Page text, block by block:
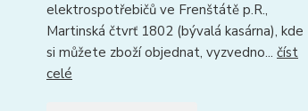
elektrospotřebičů ve Frenštátě p.R.,
Martinská čtvrť 1802 (bývalá kasárna), kde
si můžete zboží objednat, vyzvedno... číst
celé